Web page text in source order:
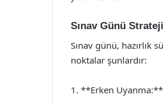
Sınav Günü
Sınav günü, hazırlık
noktalar şunlardır:
1. **Erken Uyanma:**